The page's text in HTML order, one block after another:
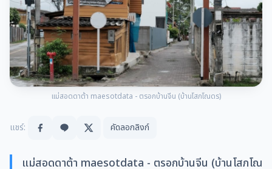
แม่สอดดาต้า maesotdata - ตรอกบ้านจีน (บ้านโสภโณดร)
แชร์: คัดลอกลิงก์
แม่สอดดาต้า maesotdata - ตรอกบ้านจีน (บ้านโสภโณ